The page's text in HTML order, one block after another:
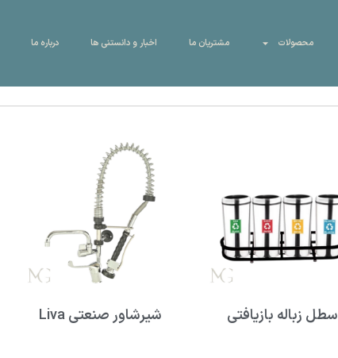
محصولات مشتریان ما اخبار و دانستنی ها درباره ما
سطل زباله بازیافتی شیرشاور صنعتی Liva